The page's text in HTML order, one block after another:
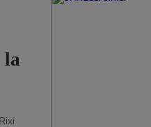
la